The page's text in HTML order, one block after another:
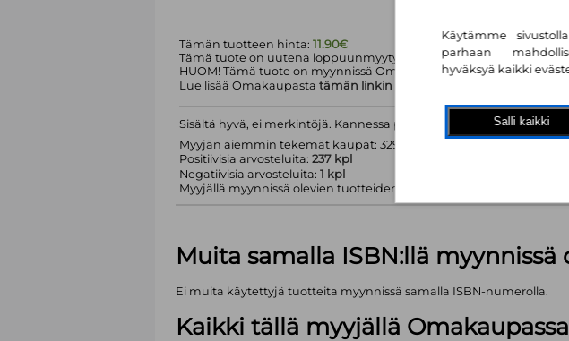
Tämän tuotteen hinta: 11.90€
Tämä tuote on uutena loppuunmyyty.
HUOM! Tämä tuote on myynnissä Omakaupassa
Lue lisää Omakaupasta tämän linkin
Sisältä hyvä, ei merkintöjä. Kannessa painumia
Myyjän aiemmin tekemät kaupat: 329 kpl
Positiivisia arvosteluita: 237 kpl
Negatiivisia arvosteluita: 1 kpl
Myyjällä myynnissä olevien tuotteiden määrä (kts. alla): 1499 kpl
Muita samalla ISBN:llä
Ei muita käytettyjä tuotteita myynnissä samalla ISBN-numerolla.
Kaikki tällä myyjällä
Käytämme
parhaan
hyväksyä kaikki
Salli kaikki